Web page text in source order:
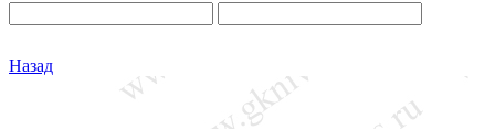
Назад